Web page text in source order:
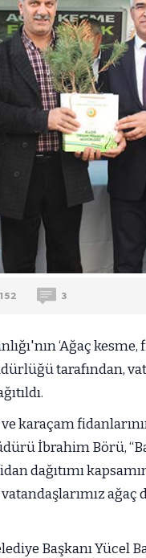
3
‘Ağaç
tarafından,
karaçam
İbrahim Börü,
dağıtımı
Başkanı Yücel